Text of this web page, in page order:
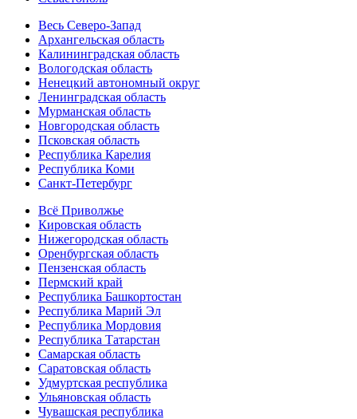
Весь Северо-Запад
Архангельская область
Калининградская область
Вологодская область
Ненецкий автономный округ
Ленинградская область
Мурманская область
Новгородская область
Псковская область
Республика Карелия
Республика Коми
Санкт-Петербург
Всё Приволжье
Кировская область
Нижегородская область
Оренбургская область
Пензенская область
Пермский край
Республика Башкортостан
Республика Марий Эл
Республика Мордовия
Республика Татарстан
Самарская область
Саратовская область
Удмуртская республика
Ульяновская область
Чувашская республика